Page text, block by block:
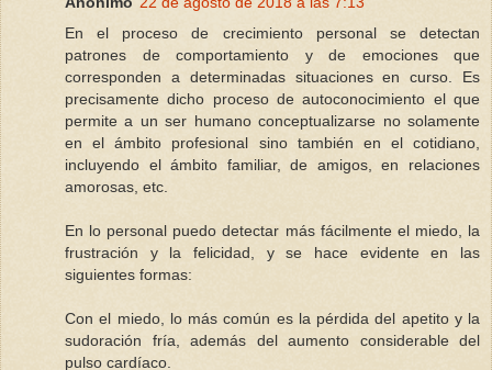
En el proceso de crecimiento personal se detectan
patrones de comportamiento y de emociones que
corresponden a determinadas situaciones en curso. Es
precisamente dicho proceso de autoconocimiento el que
permite a un ser humano conceptualizarse no solamente
en el ámbito profesional sino también en el cotidiano,
incluyendo el ámbito familiar, de amigos, en relaciones
amorosas, etc.
En lo personal puedo detectar más fácilmente el miedo, la
frustración y la felicidad, y se hace evidente en las
siguientes formas:
Con el miedo, lo más común es la pérdida del apetito y la
sudoración fría, además del aumento considerable del
pulso cardíaco.